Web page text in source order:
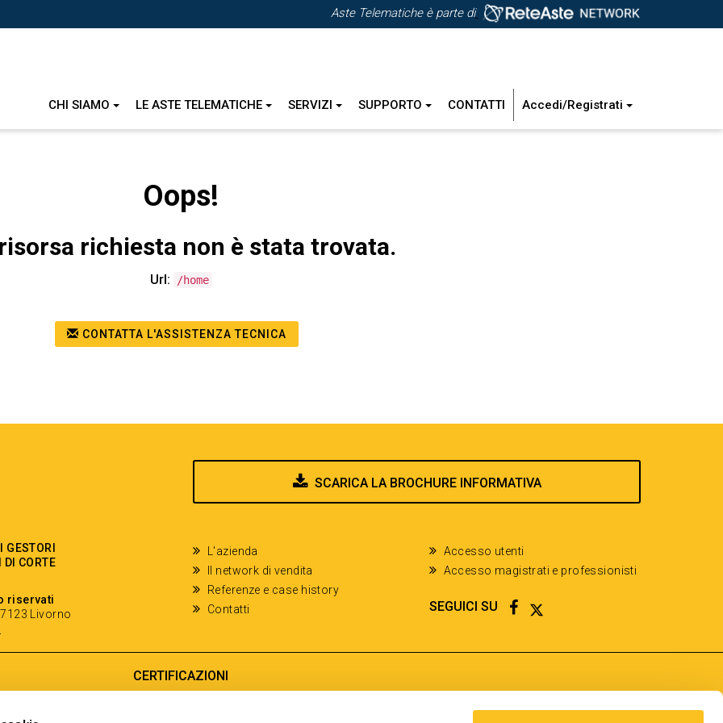
Aste Telematiche è parte di
CHI SIAMO LE ASTE TELEMATICHE SERVIZI SUPPORTO CONTATTI Accedi/Registrati
Oops!
richiesta non è stata trovata.
Url: /home
CONTATTA L'ASSISTENZA TECNICA
SCARICA LA BROCHURE INFORMATIVA
DI CORTE
riservati
Livorno
L'azienda
Il network di vendita
Referenze e case history
Contatti
Accesso utenti
Accesso magistrati e professionisti
SEGUICI SU FACEBOOK
TWITTER
CERTIFICAZIONI